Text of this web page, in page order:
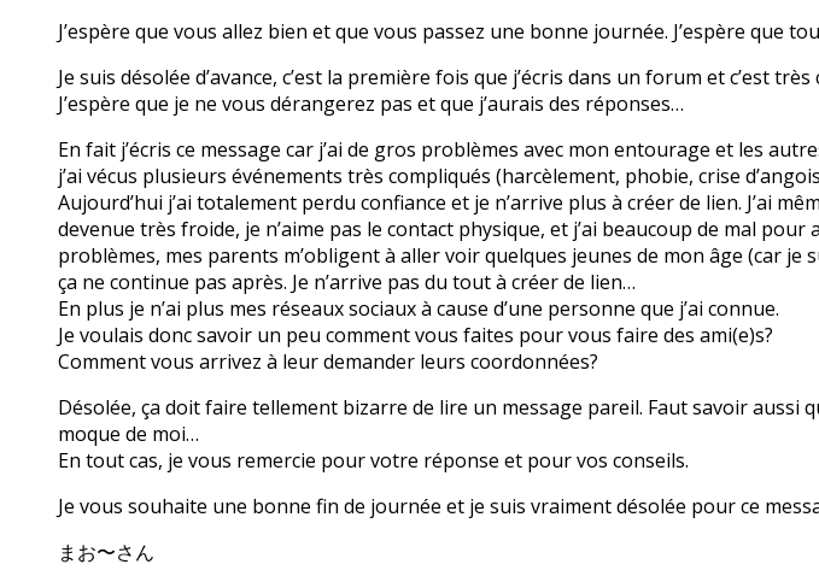
J’espère que vous allez bien et que vous passez une bonne journée. J’espère que
Je suis désolée d’avance, c’est la première fois que j’écris dans un forum et c’est
J’espère que je ne vous dérangerez pas et que j’aurais des réponses…
En fait j’écris ce message car j’ai de gros problèmes avec mon entourage et les
j’ai vécus plusieurs événements très compliqués (harcèlement, phobie, crise
Aujourd’hui j’ai totalement perdu confiance et je n’arrive plus à créer de lien. J’ai
devenue très froide, je n’aime pas le contact physique, et j’ai beaucoup de mal
problèmes, mes parents m’obligent à aller voir quelques jeunes de mon âge (car je
ça ne continue pas après. Je n’arrive pas du tout à créer de lien…
En plus je n’ai plus mes réseaux sociaux à cause d’une personne que j’ai connue.
Je voulais donc savoir un peu comment vous faites pour vous faire des ami(e)s?
Comment vous arrivez à leur demander leurs coordonnées?
Désolée, ça doit faire tellement bizarre de lire un message pareil. Faut savoir aussi
moque de moi…
En tout cas, je vous remercie pour votre réponse et pour vos conseils.
Je vous souhaite une bonne fin de journée et je suis vraiment désolée pour ce
まお〜さん